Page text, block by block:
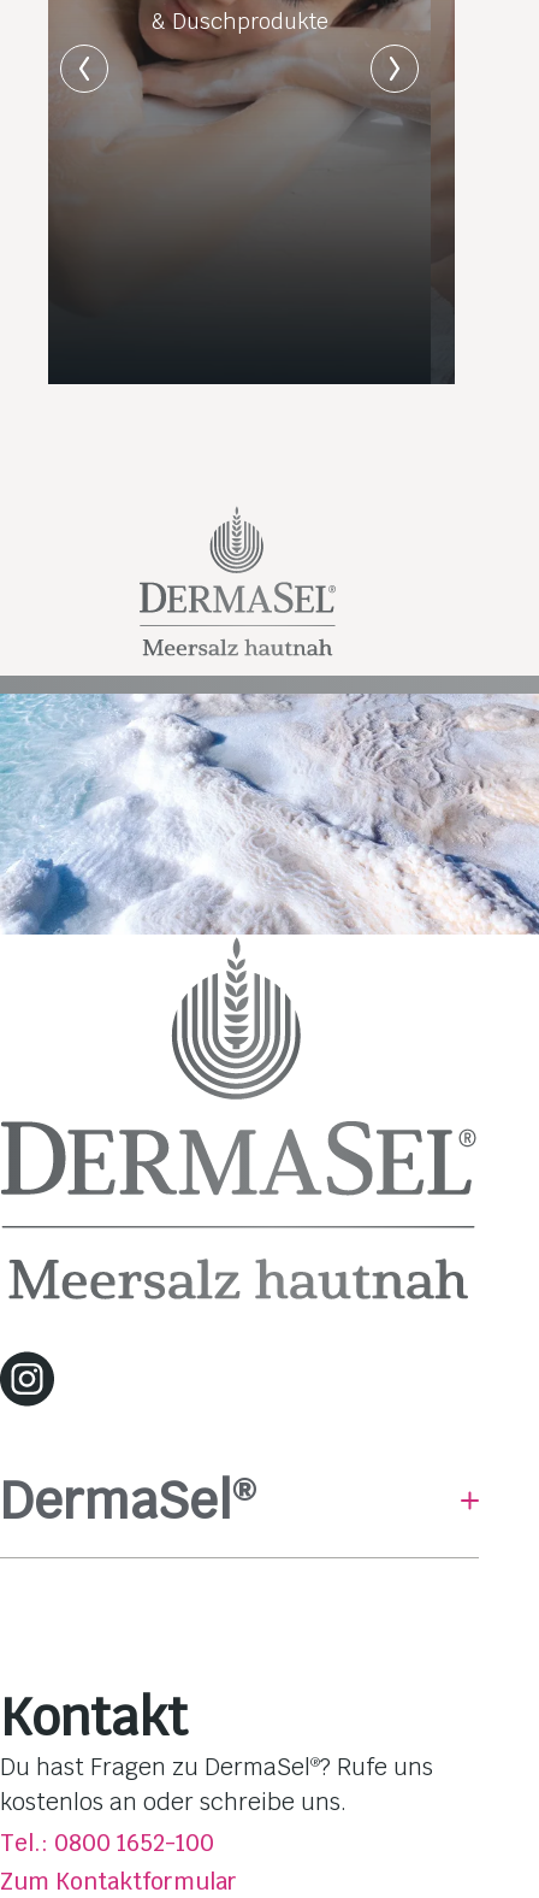
& Duschprodukte
DermaSel®
Pflege-Linien
Hautbedürfnisse
Dufterlebnisse
Totes Meer Salz
Über DermaSel
Jetzt kaufen
Kontakt
Du hast Fragen zu DermaSel®? Rufe uns
kostenlos an oder schreibe uns.
Tel.: 0800 1652-100
Zum Kontaktformular